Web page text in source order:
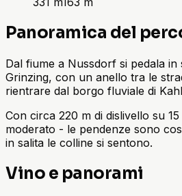
Panoramica del
Dal fiume a Nussdorf si pedala in
Grinzing, con un anello tra le
rientrare dal borgo fluviale di
Con circa 220 m di dislivello su
moderato - le pendenze sono
in salita le colline si sentono.
Vino e panorami